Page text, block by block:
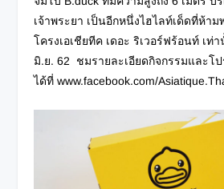
เจ้าพระยา เป็นอีกหนึ่งไฮไลท์เด็ดที่ห้า
โครงเอเชียทีค เดอะ ริเวอร์ฟร้อนท์ เ
มิ.ย.​ 62 ชมรายละเอียดกิจกรรมและโ
ได้ที่ www.facebook.com/